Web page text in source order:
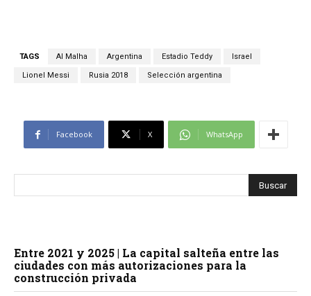
TAGS Al Malha Argentina Estadio Teddy Israel
Lionel Messi Rusia 2018 Selección argentina
Facebook X WhatsApp
Entre 2021 y 2025 | La capital salteña entre las
ciudades con más autorizaciones para la
construcción privada